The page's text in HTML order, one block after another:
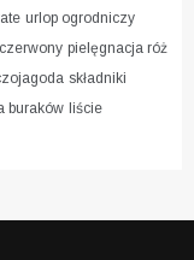
urlop ogrodniczy
pielęgnacja róż
składniki
buraków liście